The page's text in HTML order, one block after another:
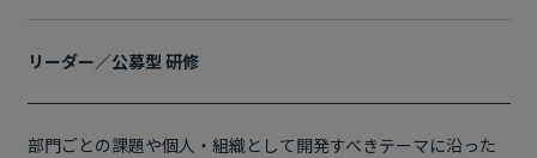
リーダー／公募型 研修
部門ごとの課題や個人・組織として開発すべきテーマに沿った